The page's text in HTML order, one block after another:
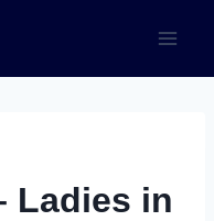
Ladies in